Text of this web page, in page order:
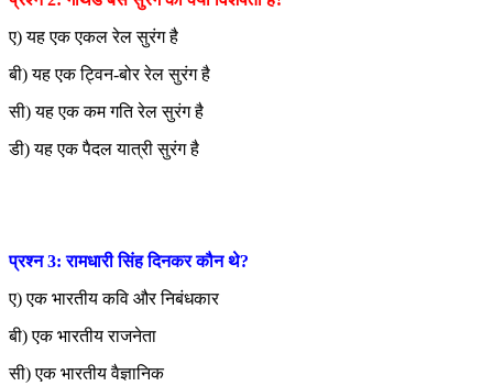
ए) यह एक एकल रेल सुरंग है
बी) यह एक ट्विन-बोर रेल सुरंग है
सी) यह एक कम गति रेल सुरंग है
डी) यह एक पैदल यात्री सुरंग है
प्रश्न 3: रामधारी सिंह दिनकर कौन थे?
ए) एक भारतीय कवि और निबंधकार
बी) एक भारतीय राजनेता
सी) एक भारतीय वैज्ञानिक